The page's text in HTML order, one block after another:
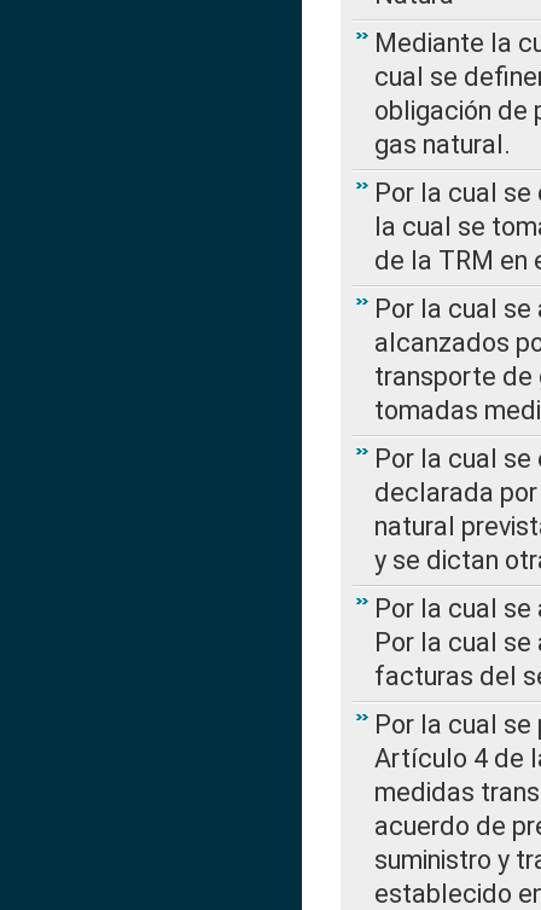
Mediante la
cual se
obligación de
gas natural.
Por la cual se
la cual se
de la TRM en
Por la cual
alcanzados
transporte de
tomadas
Por la cual
declarada
natural
y se dictan
Por la cual se
Por la cual
facturas del
Por la cual
Artículo 4 de
medidas
acuerdo de
suministro y
establecido